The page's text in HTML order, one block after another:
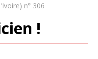
n° 306
!